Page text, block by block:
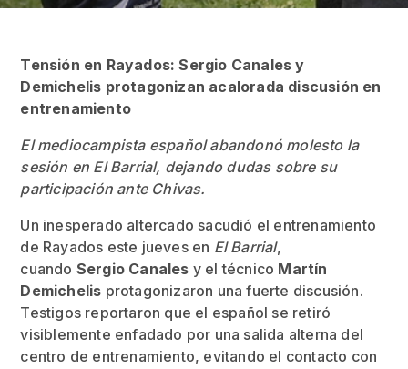
Tensión en Rayados: Sergio Canales y
Demichelis protagonizan acalorada discusión en
entrenamiento
El mediocampista español abandonó molesto la
sesión en El Barrial, dejando dudas sobre su
participación ante Chivas.
Un inesperado altercado sacudió el entrenamiento
de Rayados este jueves en El Barrial,
cuando Sergio Canales y el técnico Martín
Demichelis protagonizaron una fuerte discusión.
Testigos reportaron que el español se retiró
visiblemente enfadado por una salida alterna del
centro de entrenamiento, evitando el contacto con